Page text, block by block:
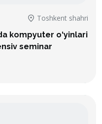
Toshkent shahri
kompyuter o‘yinlari
seminar